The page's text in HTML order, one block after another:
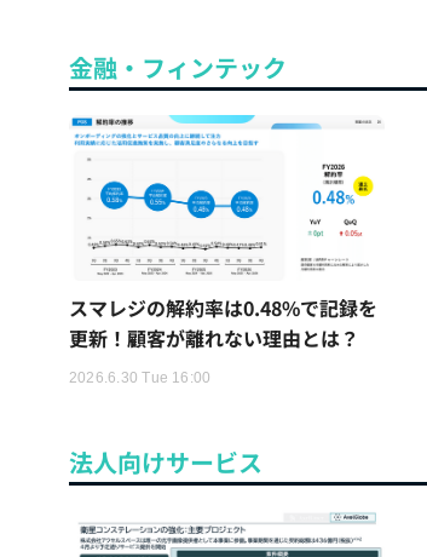
金融・フィンテック
スマレジの解約率は0.48%で記録を
更新！顧客が離れない理由とは？
2026.6.30 Tue 16:00
法人向けサービス